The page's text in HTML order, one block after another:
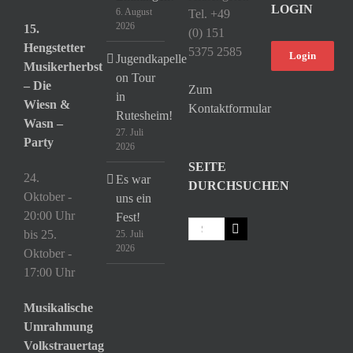
15.
Hengstetter
Musikerherbst
– Die
Wiesn &
Wasn –
Party
24.
Oktober -
20:00 Uhr
bis 25.
Oktober -
17:00 Uhr
Musikalische
Umrahmung
Volkstrauertag
6. August
2026
Jugendkapelle
on Tour
in
Rutesheim!
27. Juli
2026
Es war
uns ein
Fest!
25. Juli
2026
Tel. +49
(0) 151
5375 2585
Zum
Kontaktformular
SEITE
DURCHSUCHEN
Suche
nach:
LOGIN
Login